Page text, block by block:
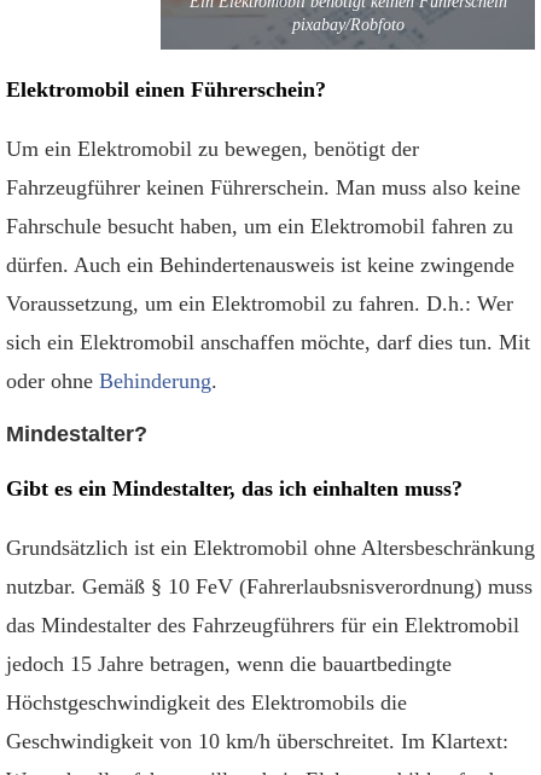
pixabay/Robfoto
Elektromobil einen Führerschein?
Um ein Elektromobil zu bewegen, benötigt der
Fahrzeugführer keinen Führerschein. Man muss also keine
Fahrschule besucht haben, um ein Elektromobil fahren zu
dürfen. Auch ein Behindertenausweis ist keine zwingende
Voraussetzung, um ein Elektromobil zu fahren. D.h.: Wer
sich ein Elektromobil anschaffen möchte, darf dies tun. Mit
oder ohne Behinderung.
Mindestalter?
Gibt es ein Mindestalter, das ich einhalten muss?
Grundsätzlich ist ein Elektromobil ohne Altersbeschränkung
nutzbar. Gemäß § 10 FeV (Fahrerlaubsnisverordnung) muss
das Mindestalter des Fahrzeugführers für ein Elektromobil
jedoch 15 Jahre betragen, wenn die bauartbedingte
Höchstgeschwindigkeit des Elektromobils die
Geschwindigkeit von 10 km/h überschreitet. Im Klartext: